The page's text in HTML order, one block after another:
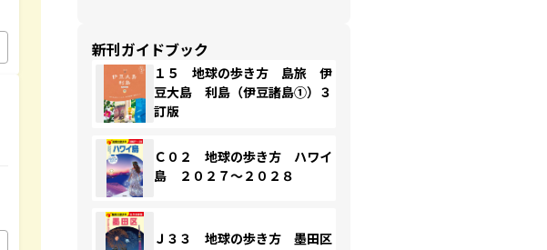
新刊ガイドブック
１５ 地球の歩き方 島旅 伊
豆大島 利島（伊豆諸島①）３
訂版
Ｃ０２ 地球の歩き方 ハワイ
島 ２０２７～２０２８
Ｊ３３ 地球の歩き方 墨田区